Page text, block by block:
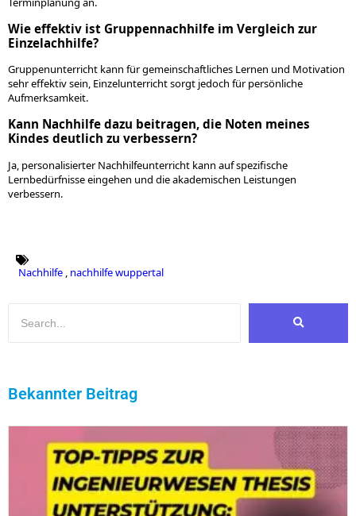
Wie effektiv ist Gruppennachhilfe im Vergleich zur
Einzelachhilfe?
Gruppenunterricht kann für gemeinschaftliches Lernen und Motivation
sehr effektiv sein, Einzelunterricht sorgt jedoch für persönliche
Aufmerksamkeit.
Kann Nachhilfe dazu beitragen, die Noten meines
Kindes deutlich zu verbessern?
Ja, personalisierter Nachhilfeunterricht kann auf spezifische
Lernbedürfnisse eingehen und die akademischen Leistungen
verbessern.
Nachhilfe , nachhilfe wuppertal
Bekannter Beitrag